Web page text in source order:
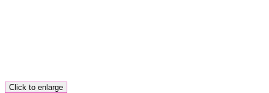
Click to enlarge